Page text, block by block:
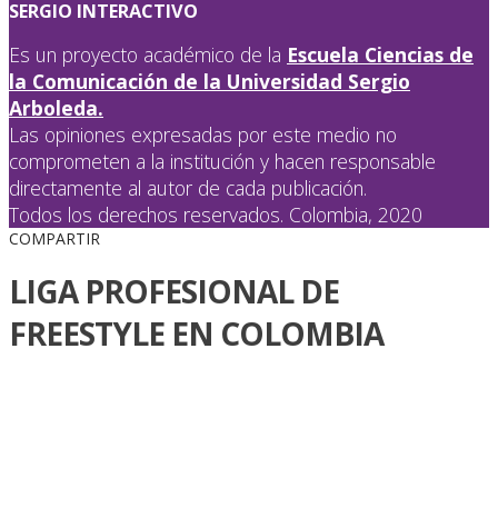
SERGIO INTERACTIVO
Es un proyecto académico de la Escuela Ciencias de
la Comunicación de la Universidad Sergio
Arboleda.
Las opiniones expresadas por este medio no
comprometen a la institución y hacen responsable
directamente al autor de cada publicación.
Todos los derechos reservados. Colombia, 2020
COMPARTIR
LIGA PROFESIONAL DE
FREESTYLE EN COLOMBIA